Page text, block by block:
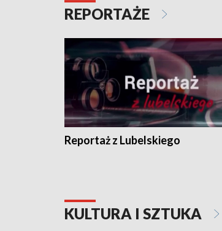
REPORTAŻE
Reportaż z Lubelskiego
KULTURA I SZTUKA